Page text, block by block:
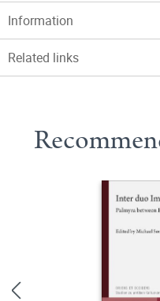
Information
Related links